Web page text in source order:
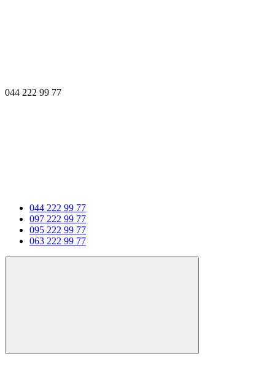
044 222 99 77
044 222 99 77
097 222 99 77
095 222 99 77
063 222 99 77